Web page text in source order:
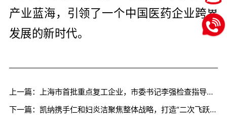
产业蓝海，引领了一个中国医药企业跨界
发展的新时代。
上一篇：上海市首批重点复工企业，市委书记李强检查指导凯纳咨询防疫工作
下一篇：凯纳携手仁和妇炎洁聚焦整体战略，打造“二次飞跃工程”开启行业新突破